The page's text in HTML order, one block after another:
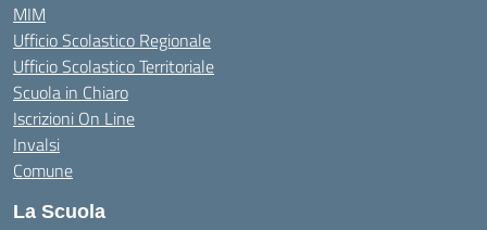
MIM
Ufficio Scolastico Regionale
Ufficio Scolastico Territoriale
Scuola in Chiaro
Iscrizioni On Line
Invalsi
Comune
La Scuola